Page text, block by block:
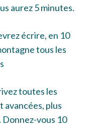
aurez 5 minutes.
écrire, en 10
tous les
toutes les
avancées, plus
Donnez-vous 10